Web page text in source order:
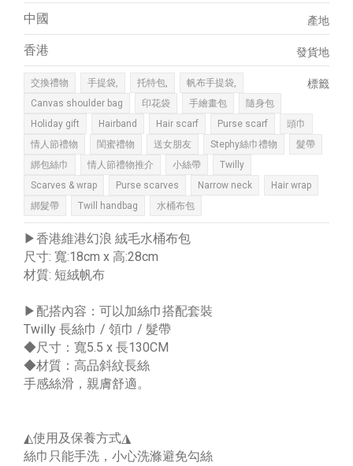
產地
中國
發貨地
香港
標籤
交換禮物 手提袋, 托特包,
帆布手提袋,
Canvas shoulder bag
印花袋 手繪畫包
隨身包
Holiday gift
Hairband Hair scarf Purse scarf
頭巾
情人節禮物
閨蜜禮物 送女朋友 Stephy絲巾禮物
髮帶
綁包絲巾
情人節禮物推介 小絲帶
Twilly
Scarves & wrap
Purse scarves Narrow neck
Hair wrap
綁髮帶
Twill handbag 水桶布包
▶︎香港維港幻浪 絨毛水桶布包
尺寸: 寬:18cm x 高:28cm
材質: 短絨帆布
▶︎配搭內容：可以加絲巾搭配套裝
Twilly 長絲巾 / 領巾 / 髮帶
◆尺寸：寬5.5 x 長130CM
◆材質：高品斜紋長絲
手感絲滑，親膚舒適。
◭使用及保養方式◮
絲巾只能手洗，小心洗滌避免勾絲